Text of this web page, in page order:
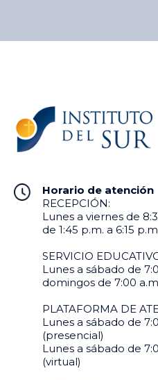
Horario de atención
RECEPCIÓN:
Lunes a viernes de
de 1:45 p.m. a 6:15
SERVICIO
Lunes a sábado de
domingos de 7:00
PLATAFORMA DE
Lunes a sábado de
(presencial)
Lunes a sábado de
(virtual)